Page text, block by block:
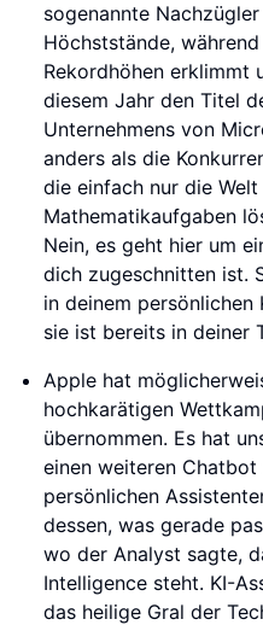
sogenannte
Höchststände,
Rekordhöhen erklimmt
diesem Jahr den Titel
Unternehmens von
anders als die
die einfach nur die
Mathematikaufgaben
Nein, es geht hier um
dich zugeschnitten ist.
in deinem
sie ist bereits in deiner
Apple hat
hochkarätigen
übernommen. Es hat
einen weiteren
persönlichen
dessen, was gerade
wo der Analyst sagte,
Intelligence steht. KI-
das heilige Gral der